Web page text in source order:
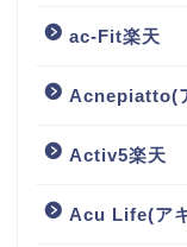
ac-Fit楽天
Acnepiatto(
Activ5楽天
Acu Life(ア